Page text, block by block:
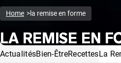
Home la remise en forme
LA REMISE EN
ActualitésBien-ÊtreRecettesLa